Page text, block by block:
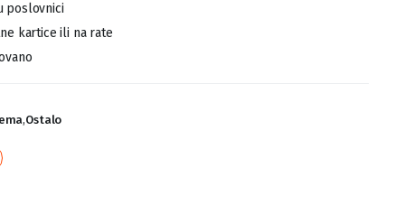
poslovnici
kartice ili na rate
,Ostalo